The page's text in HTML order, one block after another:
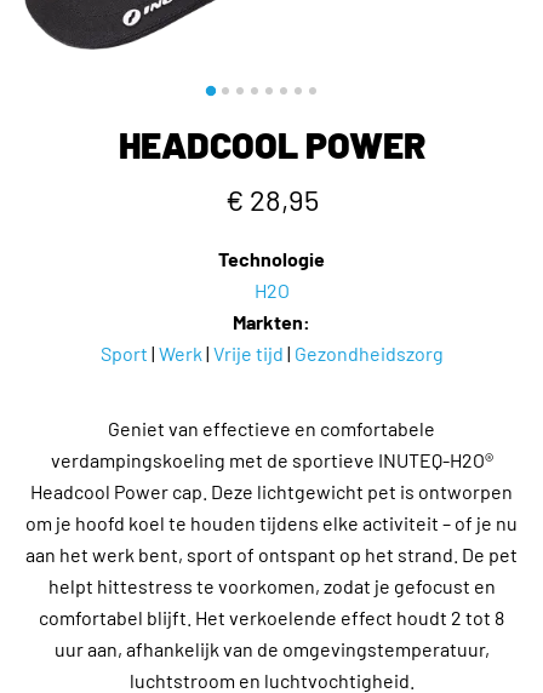
HEADCOOL POWER
€ 28,95
Technologie
H2O
Markten:
Sport | Werk | Vrije tijd | Gezondheidszorg
Geniet van effectieve en comfortabele
verdampingskoeling met de sportieve INUTEQ-H2O®
Headcool Power cap. Deze lichtgewicht pet is ontworpen
om je hoofd koel te houden tijdens elke activiteit – of je nu
aan het werk bent, sport of ontspant op het strand. De pet
helpt hittestress te voorkomen, zodat je gefocust en
comfortabel blijft. Het verkoelende effect houdt 2 tot 8
uur aan, afhankelijk van de omgevingstemperatuur,
luchtstroom en luchtvochtigheid.